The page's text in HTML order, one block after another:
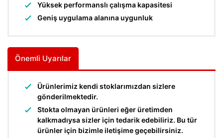
Yüksek performanslı çalışma kapasitesi
Geniş uygulama alanına uygunluk
Önemli Uyarılar
Ürünlerimiz kendi stoklarımızdan sizlere
gönderilmektedir.
Stokta olmayan ürünleri eğer üretimden
kalkmadıysa sizler için tedarik edebiliriz. Bu tür
ürünler için bizimle iletişime geçebilirsiniz.